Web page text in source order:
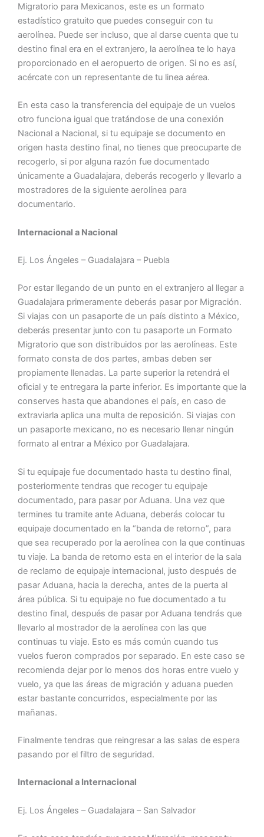
Migratorio para Mexicanos, este es un formato
estadístico gratuito que puedes conseguir con tu
aerolínea. Puede ser incluso, que al darse cuenta que tu
destino final era en el extranjero, la aerolínea te lo haya
proporcionado en el aeropuerto de origen. Si no es así,
acércate con un representante de tu linea aérea.
En esta caso la transferencia del equipaje de un vuelos
otro funciona igual que tratándose de una conexión
Nacional a Nacional, si tu equipaje se documento en
origen hasta destino final, no tienes que preocuparte de
recogerlo, si por alguna razón fue documentado
únicamente a Guadalajara, deberás recogerlo y llevarlo a
mostradores de la siguiente aerolínea para
documentarlo.
Internacional a Nacional
Ej. Los Ángeles – Guadalajara – Puebla
Por estar llegando de un punto en el extranjero al llegar a
Guadalajara primeramente deberás pasar por Migración.
Si viajas con un pasaporte de un país distinto a México,
deberás presentar junto con tu pasaporte un Formato
Migratorio que son distribuidos por las aerolíneas. Este
formato consta de dos partes, ambas deben ser
propiamente llenadas. La parte superior la retendrá el
oficial y te entregara la parte inferior. Es importante que la
conserves hasta que abandones el país, en caso de
extraviarla aplica una multa de reposición. Si viajas con
un pasaporte mexicano, no es necesario llenar ningún
formato al entrar a México por Guadalajara.
Si tu equipaje fue documentado hasta tu destino final,
posteriormente tendras que recoger tu equipaje
documentado, para pasar por Aduana. Una vez que
termines tu tramite ante Aduana, deberás colocar tu
equipaje documentado en la “banda de retorno”, para
que sea recuperado por la aerolínea con la que continuas
tu viaje. La banda de retorno esta en el interior de la sala
de reclamo de equipaje internacional, justo después de
pasar Aduana, hacia la derecha, antes de la puerta al
área pública. Si tu equipaje no fue documentado a tu
destino final, después de pasar por Aduana tendrás que
llevarlo al mostrador de la aerolínea con las que
continuas tu viaje. Esto es más común cuando tus
vuelos fueron comprados por separado. En este caso se
recomienda dejar por lo menos dos horas entre vuelo y
vuelo, ya que las áreas de migración y aduana pueden
estar bastante concurridos, especialmente por las
mañanas.
Finalmente tendras que reingresar a las salas de espera
pasando por el filtro de seguridad.
Internacional a Internacional
Ej. Los Ángeles – Guadalajara – San Salvador